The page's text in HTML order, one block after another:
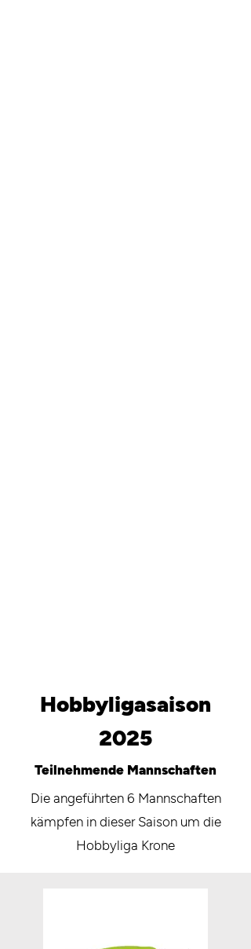
Hobbyligasaison
2025
Teilnehmende Mannschaften
Die angeführten 6 Mannschaften
kämpfen in dieser Saison um die
Hobbyliga Krone